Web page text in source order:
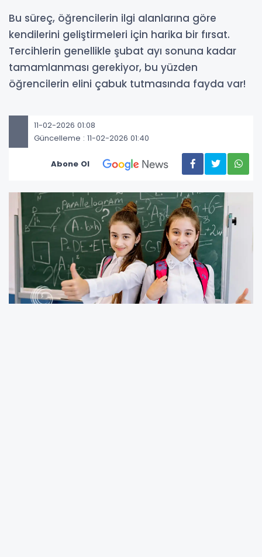
Bu süreç, öğrencilerin ilgi alanlarına göre
kendilerini geliştirmeleri için harika bir fırsat.
Tercihlerin genellikle şubat ayı sonuna kadar
tamamlanması gerekiyor, bu yüzden
öğrencilerin elini çabuk tutmasında fayda var!
11-02-2026 01:08
Güncelleme : 11-02-2026 01:40
Abone Ol